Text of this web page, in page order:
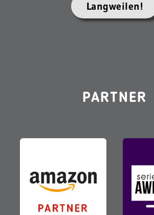
Langweilen!
PARTNER